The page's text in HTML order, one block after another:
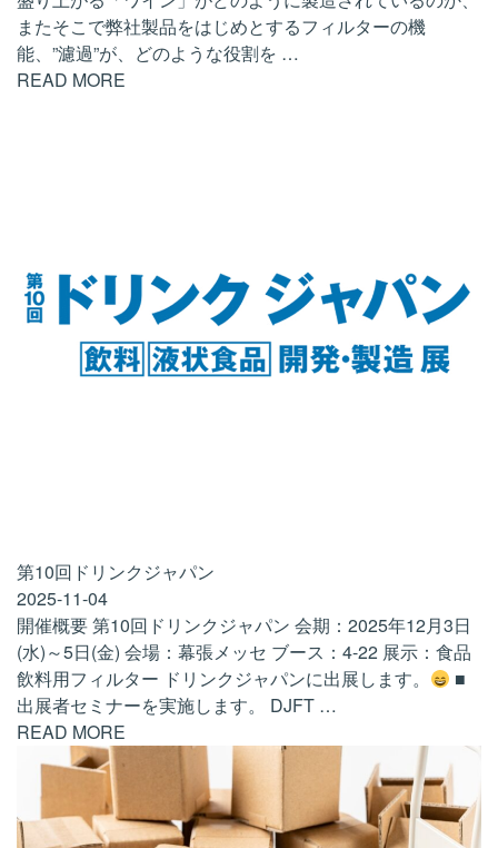
またそこで弊社製品をはじめとするフィルターの機
能、”濾過”が、どのような役割を …
READ MORE
第10回ドリンクジャパン
2025-11-04
開催概要 第10回ドリンクジャパン 会期：2025年12月3日
(水)～5日(金) 会場：幕張メッセ ブース：4-22 展示：食品
飲料用フィルター ドリンクジャパンに出展します。
■
出展者セミナーを実施します。 DJFT …
READ MORE